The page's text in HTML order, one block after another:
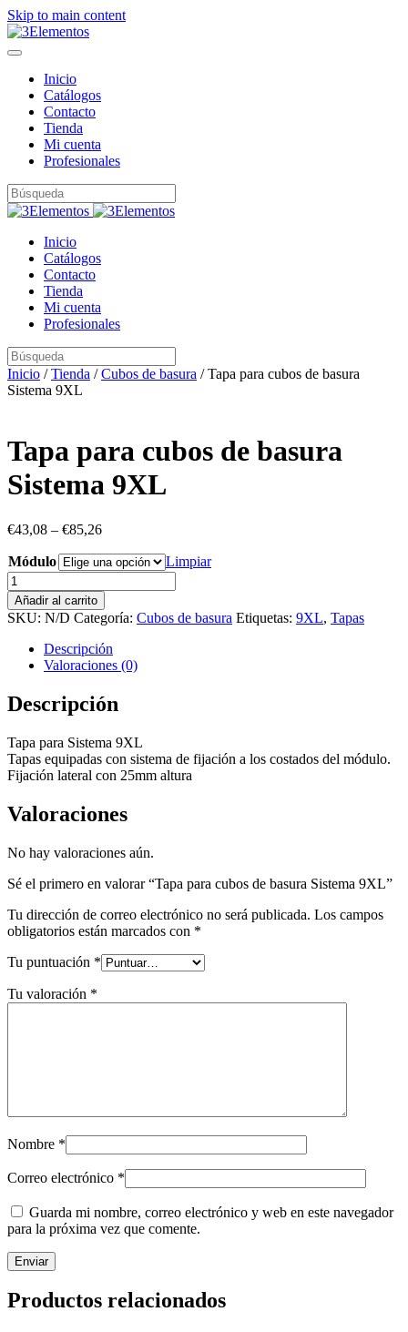
Skip to main content
Inicio
Catálogos
Contacto
Tienda
Mi cuenta
Profesionales
Inicio
Catálogos
Contacto
Tienda
Mi cuenta
Profesionales
Inicio /Tienda /Cubos de basura / Tapa para cubos de basura
Sistema 9XL
Tapa para cubos de basura
Sistema 9XL
€43,08 – €85,26
Módulo
Limpiar
Tapa
para
cubos
de
basura
Sistema
cantidad
Añadir al carrito
SKU: N/D Categoría: Cubos de basura Etiquetas: 9XL, Tapas
Descripción
Valoraciones (0)
Descripción
Tapa para Sistema 9XL
Tapas equipadas con sistema de fijación a los costados del módulo.
Fijación lateral con 25mm altura
Valoraciones
No hay valoraciones aún.
Sé el primero en valorar “Tapa para cubos de basura Sistema 9XL”
Tu dirección de correo electrónico no será publicada. Los campos
obligatorios están marcados con *
Tu puntuación *
Tu valoración *
Nombre *
Correo electrónico *
Guarda mi nombre, correo electrónico y web en este navegador
para la próxima vez que comente.
Productos relacionados